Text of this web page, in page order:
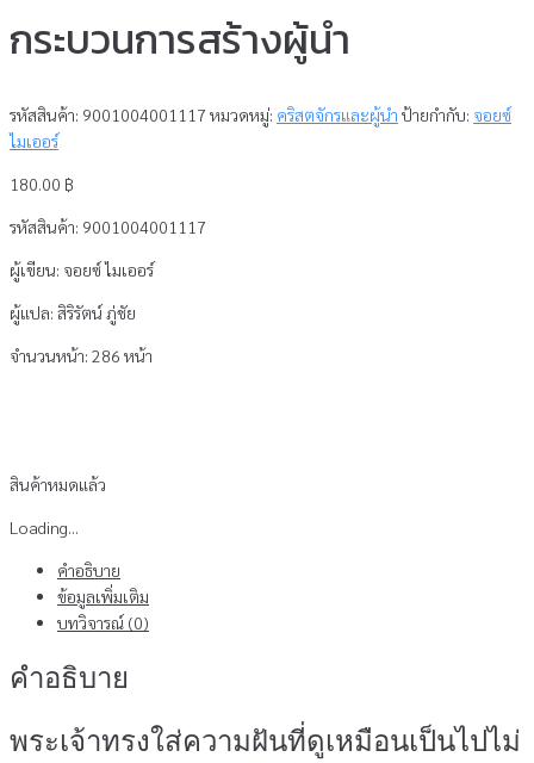
กระบวนการสร้างผู้นำ
รหัสสินค้า: 9001004001117 หมวดหมู่: คริสตจักรและผู้นำ ป้ายกำกับ: จอยซ์
ไมเออร์
180.00 ฿
รหัสสินค้า: 9001004001117
ผู้เขียน: จอยซ์ ไมเออร์
ผู้แปล: สิริรัตน์ ภู่ชัย
จำนวนหน้า: 286 หน้า
สินค้าหมดแล้ว
Loading...
คำอธิบาย
ข้อมูลเพิ่มเติม
บทวิจารณ์ (0)
คำอธิบาย
พระเจ้าทรงใส่ความฝันที่ดูเหมือนเป็นไปไม่